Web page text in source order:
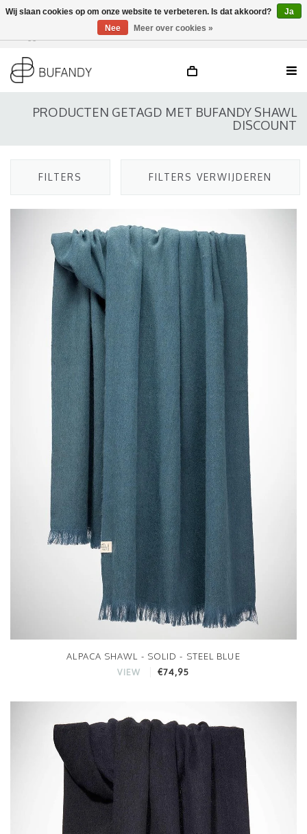
DE / EN
PRODUCTEN GETAGD MET BUFANDY SHAWL
DISCOUNT
FILTERS FILTERS VERWIJDEREN
ALPACA SHAWL - SOLID - STEEL BLUE
VIEW €74,95
Wij slaan cookies op om onze website te verbeteren. Is dat akkoord?
Ja
Nee
Meer over cookies »